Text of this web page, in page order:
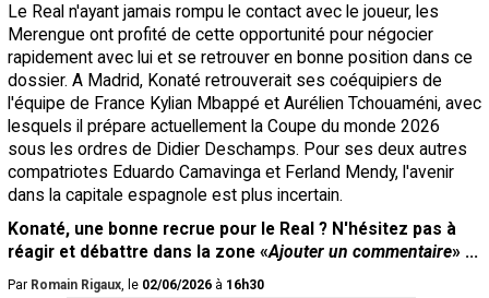
Le Real n'ayant jamais rompu le contact avec le joueur, les
Merengue ont profité de cette opportunité pour négocier
rapidement avec lui et se retrouver en bonne position dans ce
dossier. A Madrid, Konaté retrouverait ses coéquipiers de
l'équipe de France Kylian Mbappé et Aurélien Tchouaméni, avec
lesquels il prépare actuellement la Coupe du monde 2026
sous les ordres de Didier Deschamps. Pour ses deux autres
compatriotes Eduardo Camavinga et Ferland Mendy, l'avenir
dans la capitale espagnole est plus incertain.
Konaté, une bonne recrue pour le Real ? N'hésitez pas à
réagir et débattre dans la zone «Ajouter un commentaire» ...
Par Romain Rigaux, le 02/06/2026 à 16h30